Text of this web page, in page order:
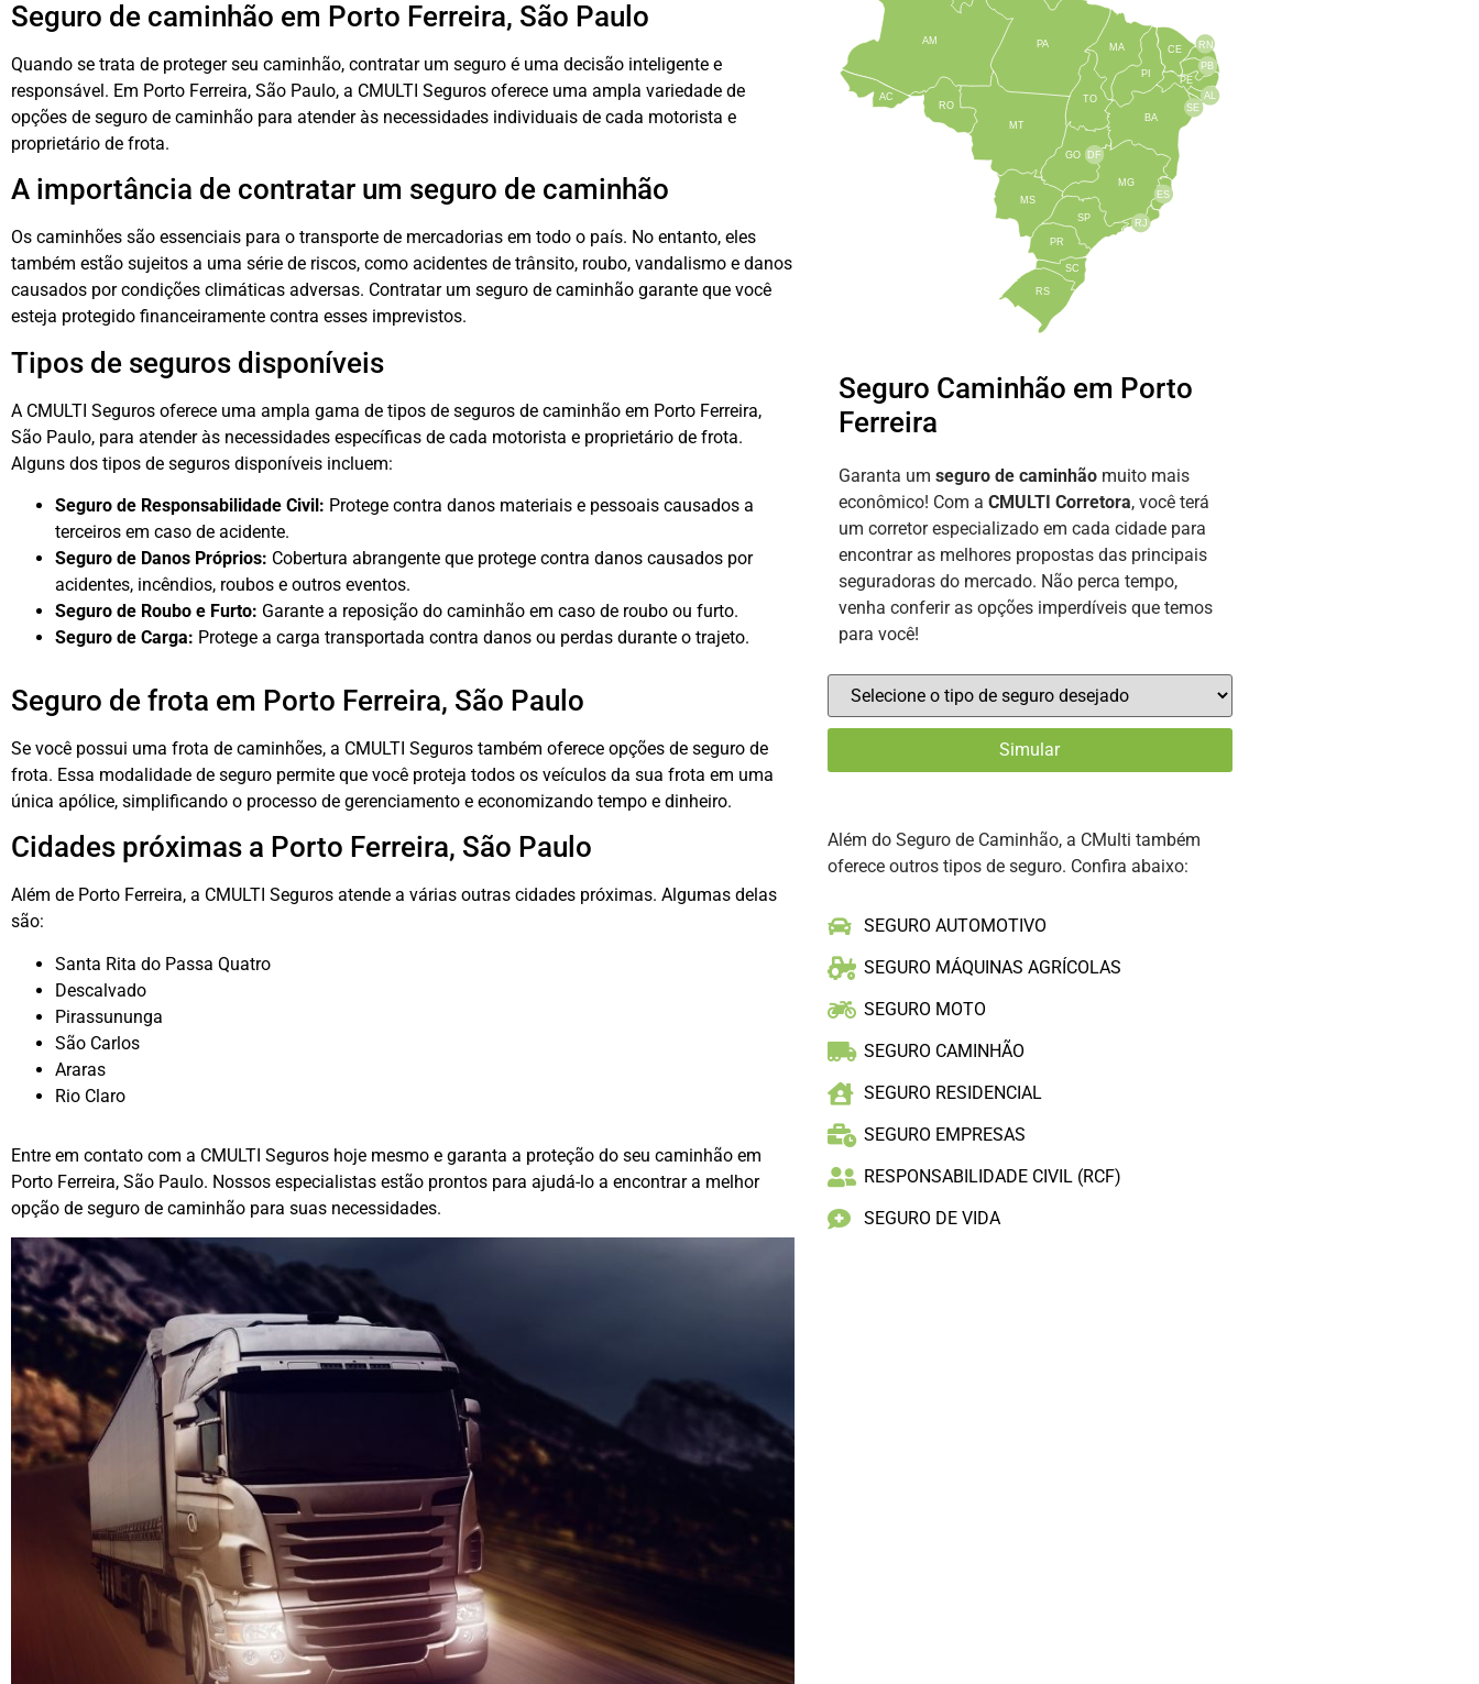
Seguro de caminhão em Porto Ferreira, São Paulo
Quando se trata de proteger seu caminhão, contratar um seguro é uma decisão inteligente e
responsável. Em Porto Ferreira, São Paulo, a CMULTI Seguros oferece uma ampla variedade de
opções de seguro de caminhão para atender às necessidades individuais de cada motorista e
proprietário de frota.
A importância de contratar um seguro de caminhão
Os caminhões são essenciais para o transporte de mercadorias em todo o país. No entanto, eles
também estão sujeitos a uma série de riscos, como acidentes de trânsito, roubo, vandalismo e danos
causados por condições climáticas adversas. Contratar um seguro de caminhão garante que você
esteja protegido financeiramente contra esses imprevistos.
Tipos de seguros disponíveis
A CMULTI Seguros oferece uma ampla gama de tipos de seguros de caminhão em Porto Ferreira,
São Paulo, para atender às necessidades específicas de cada motorista e proprietário de frota.
Alguns dos tipos de seguros disponíveis incluem:
Seguro de Responsabilidade Civil: Protege contra danos materiais e pessoais causados a
terceiros em caso de acidente.
Seguro de Danos Próprios: Cobertura abrangente que protege contra danos causados por
acidentes, incêndios, roubos e outros eventos.
Seguro de Roubo e Furto: Garante a reposição do caminhão em caso de roubo ou furto.
Seguro de Carga: Protege a carga transportada contra danos ou perdas durante o trajeto.
Seguro de frota em Porto Ferreira, São Paulo
Se você possui uma frota de caminhões, a CMULTI Seguros também oferece opções de seguro de
frota. Essa modalidade de seguro permite que você proteja todos os veículos da sua frota em uma
única apólice, simplificando o processo de gerenciamento e economizando tempo e dinheiro.
Cidades próximas a Porto Ferreira, São Paulo
Além de Porto Ferreira, a CMULTI Seguros atende a várias outras cidades próximas. Algumas delas
são:
Santa Rita do Passa Quatro
Descalvado
Pirassununga
São Carlos
Araras
Rio Claro
Entre em contato com a CMULTI Seguros hoje mesmo e garanta a proteção do seu caminhão em
Porto Ferreira, São Paulo. Nossos especialistas estão prontos para ajudá-lo a encontrar a melhor
opção de seguro de caminhão para suas necessidades.
TO
BA
SE
PE
AL
RN
CE
PI
MA
PA
AM
AC
RO
MT
MS
GO
PR
SC
RS
SP
MG
RJ
ES
DF
PB
Seguro Caminhão em Porto
Ferreira
Garanta um seguro de caminhão muito mais
econômico! Com a CMULTI Corretora, você terá
um corretor especializado em cada cidade para
encontrar as melhores propostas das principais
seguradoras do mercado. Não perca tempo,
venha conferir as opções imperdíveis que temos
para você!
Além do Seguro de Caminhão, a CMulti também
oferece outros tipos de seguro. Confira abaixo:
SEGURO AUTOMOTIVO
SEGURO MÁQUINAS AGRÍCOLAS
SEGURO MOTO
SEGURO CAMINHÃO
SEGURO RESIDENCIAL
SEGURO EMPRESAS
RESPONSABILIDADE CIVIL (RCF)
SEGURO DE VIDA